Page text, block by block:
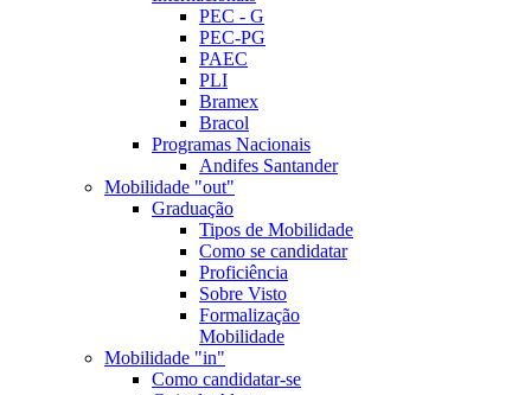
PEC - G
PEC-PG
PAEC
PLI
Bramex
Bracol
Programas Nacionais
Andifes Santander
Mobilidade "out"
Graduação
Tipos de Mobilidade
Como se candidatar
Proficiência
Sobre Visto
Formalização
Mobilidade
Mobilidade "in"
Como candidatar-se